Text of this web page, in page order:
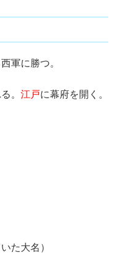
軍に勝つ。
。 江戸に幕府を開く。
た大名）